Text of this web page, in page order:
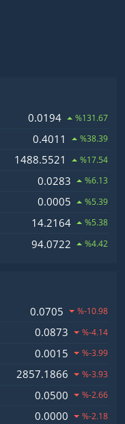
0.0194 %131.67
0.4011 %38.39
1488.5521 %17.54
0.0283 %6.13
0.0005 %5.39
14.2164 %5.38
94.0722 %4.42
0.0705 %-10.98
0.0873 %-4.14
0.0015 %-3.99
2857.1866 %-3.93
0.0500 %-2.66
0.0000 %-2.18